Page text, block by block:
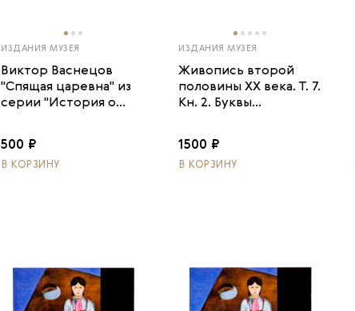
ИЗДАНИЯ МУЗЕЯ
Виктор Васнецов
"Спящая царевна" из
серии "История о...
500 ₽
В КОРЗИНУ
ИЗДАНИЯ МУЗЕЯ
Живопись второй
половины XX века. Т. 7.
Кн. 2. Буквы...
1500 ₽
В КОРЗИНУ